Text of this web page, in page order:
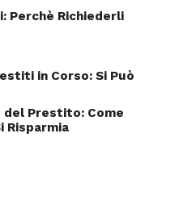
Perchè Richiederli
in Corso: Si Può
del Prestito: Come
Risparmia